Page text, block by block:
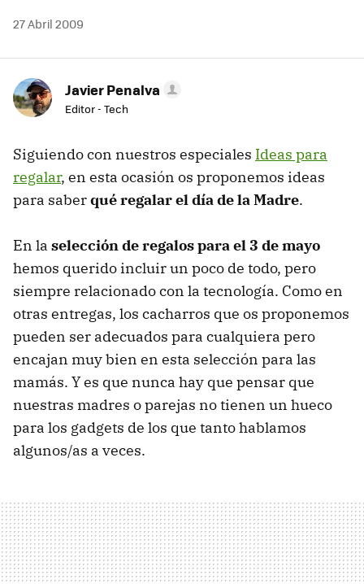
27 Abril 2009
Javier Penalva
Editor - Tech
Siguiendo con nuestros especiales Ideas para
regalar, en esta ocasión os proponemos ideas
para saberqué regalar el día de la Madre.
En la selección de regalos para el 3 de mayo
hemos querido incluir un poco de todo, pero
siempre relacionado con la tecnología. Como en
otras entregas, los cacharros que os proponemos
pueden ser adecuados para cualquiera pero
encajan muy bien en esta selección para las
mamás. Y es que nunca hay que pensar que
nuestras madres o parejas no tienen un hueco
para los gadgets de los que tanto hablamos
algunos/as a veces.